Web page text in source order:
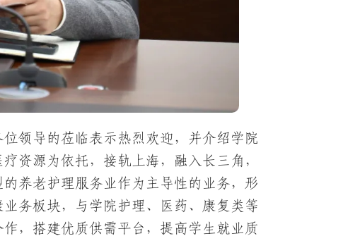
领导的莅临表示热烈欢迎，并介绍学院
资源为依托，接轨上海，融入长三角，
养老护理服务业作为主导性的业务，形
务板块，与学院护理、医药、康复类等
，搭建优质供需平台，提高学生就业质